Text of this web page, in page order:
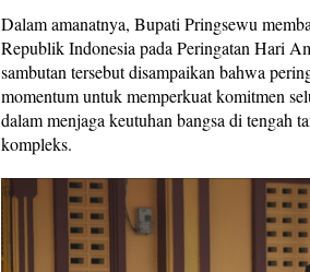
n
t
e
i
a
g
a
m
a
Dalam amanatnya, Bupati Pringsewu
Republik Indonesia pada Peringatan Hari
sambutan tersebut disampaikan bahwa
momentum untuk memperkuat komitmen
dalam menjaga keutuhan bangsa di tengah
kompleks.